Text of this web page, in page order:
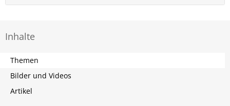
Inhalte
Themen
Bilder und Videos
Artikel